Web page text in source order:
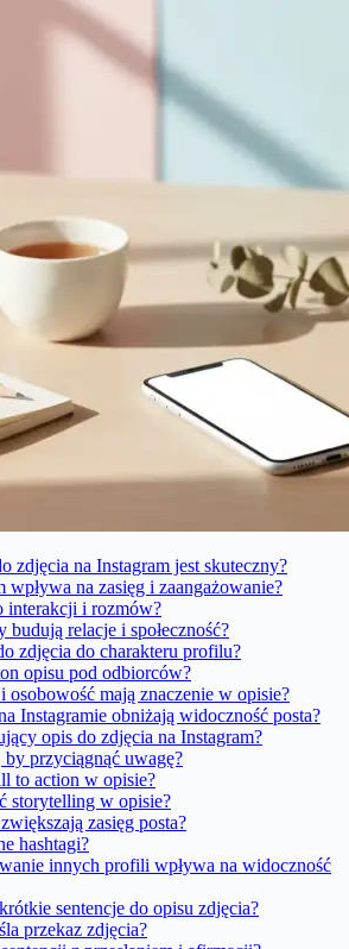
zdjęcia na Instagram jest skuteczny?
wpływa na zasięg i zaangażowanie?
interakcji i rozmów?
relacje i społeczność?
zdjęcia do charakteru profilu?
opisu pod odbiorców?
osobowość mają znaczenie w opisie?
Instagramie obniżają widoczność posta?
opis do zdjęcia na Instagram?
by przyciągnąć uwagę?
to action w opisie?
storytelling w opisie?
zasięg posta?
hashtagi?
innych profili wpływa na widoczność
sentencje do opisu zdjęcia?
przekaz zdjęcia?